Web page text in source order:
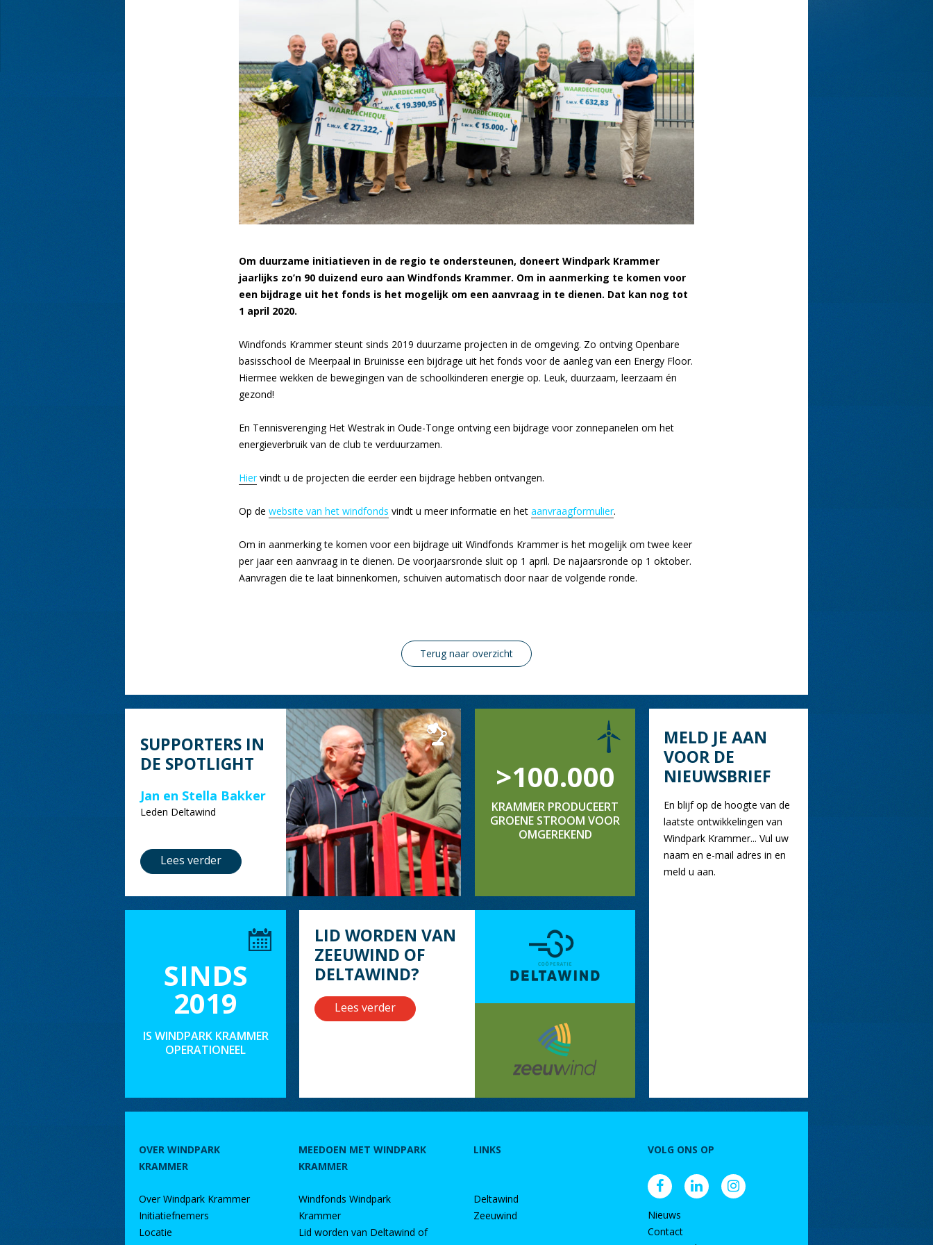
Om duurzame initiatieven in de regio te ondersteunen, doneert Windpark Krammer
jaarlijks zo’n 90 duizend euro aan Windfonds Krammer. Om in aanmerking te komen voor
een bijdrage uit het fonds is het mogelijk om een aanvraag in te dienen. Dat kan nog tot
1 april 2020.
Windfonds Krammer steunt sinds 2019 duurzame projecten in de omgeving. Zo ontving Openbare
basisschool de Meerpaal in Bruinisse een bijdrage uit het fonds voor de aanleg van een Energy Floor.
Hiermee wekken de bewegingen van de schoolkinderen energie op. Leuk, duurzaam, leerzaam én
gezond!
En Tennisverenging Het Westrak in Oude-Tonge ontving een bijdrage voor zonnepanelen om het
energieverbruik van de club te verduurzamen.
Hiervindt u de projecten die eerder een bijdrage hebben ontvangen.
Op de website van het windfonds vindt u meer informatie en het aanvraagformulier.
Om in aanmerking te komen voor een bijdrage uit Windfonds Krammer is het mogelijk om twee keer
per jaar een aanvraag in te dienen. De voorjaarsronde sluit op 1 april. De najaarsronde op 1 oktober.
Aanvragen die te laat binnenkomen, schuiven automatisch door naar de volgende ronde.
Terug naar overzicht
SUPPORTERS IN
DE SPOTLIGHT
Jan en Stella Bakker
Leden Deltawind
Lees verder
>100.000
KRAMMER PRODUCEERT
GROENE STROOM VOOR
OMGEREKEND
SINDS
2019
IS WINDPARK KRAMMER
OPERATIONEEL
LID WORDEN VAN
ZEEUWIND OF
DELTAWIND?
Lees verder
MELD JE AAN
VOOR DE
NIEUWSBRIEF
En blijf op de hoogte van de
laatste ontwikkelingen van
Windpark Krammer... Vul uw
naam en e-mail adres in en
meld u aan.
OVER WINDPARK
KRAMMER
Over Windpark Krammer
Initiatiefnemers
Locatie
MEEDOEN MET WINDPARK
KRAMMER
Windfonds Windpark
Krammer
Lid worden van Deltawind of
LINKS
Deltawind
Zeeuwind
VOLG ONS OP
Nieuws
Contact